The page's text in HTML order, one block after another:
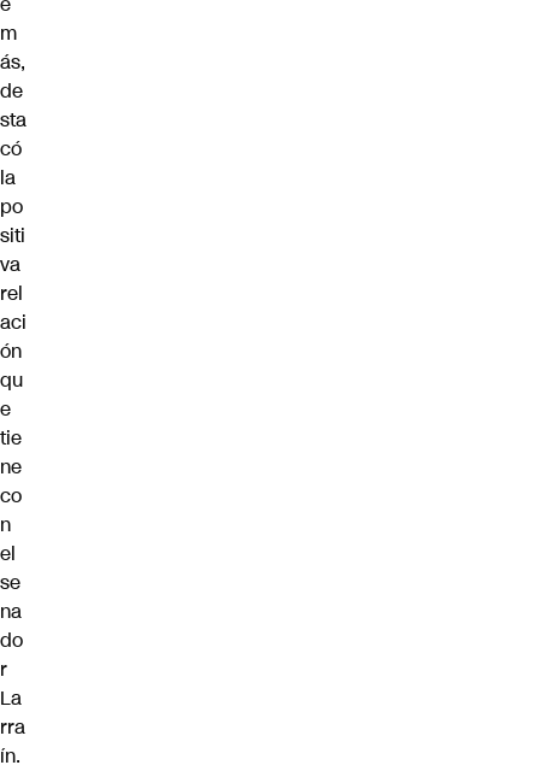
m
ás,
de
sta
có
la
po
siti
va
rel
aci
ón
qu
e
tie
ne
co
n
el
se
na
do
r
La
rra
ín.